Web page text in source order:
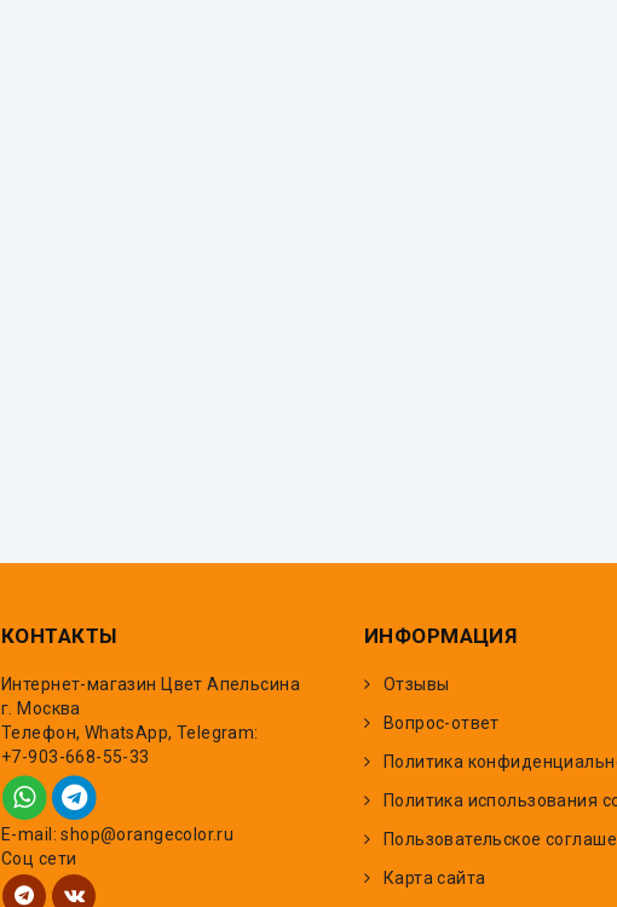
КОНТАКТЫ
Интернет-магазин Цвет Апельсина
г. Москва
Телефон, WhatsApp, Telegram:
+7-903-668-55-33
E-mail: shop@orangecolor.ru
Соц сети
ИНФОРМАЦИЯ
Отзывы
Вопрос-ответ
Политика
Политика использования
Пользовательское
Карта сайта